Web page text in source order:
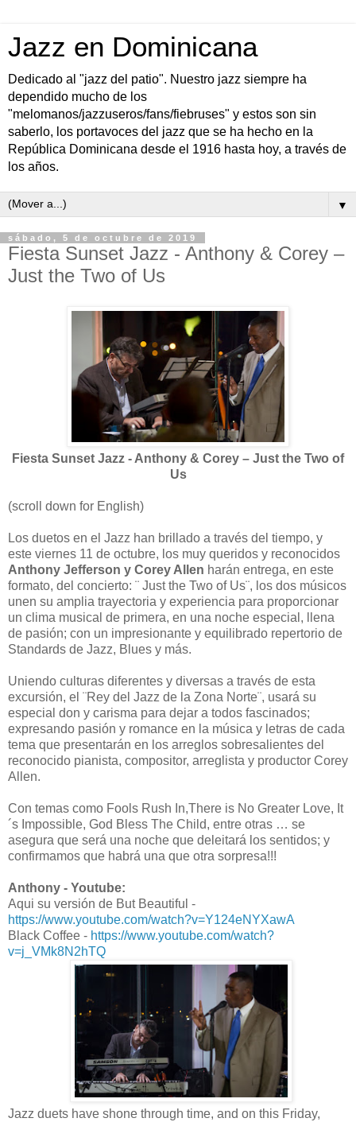
Jazz en Dominicana
Dedicado al "jazz del patio". Nuestro jazz siempre ha
dependido mucho de los
"melomanos/jazzuseros/fans/fiebruses" y estos son sin
saberlo, los portavoces del jazz que se ha hecho en la
República Dominicana desde el 1916 hasta hoy, a través de
los años.
▼
sábado, 5 de octubre de 2019
Fiesta Sunset Jazz - Anthony & Corey –
Just the Two of Us
Fiesta Sunset Jazz - Anthony & Corey – Just the Two of
Us
(scroll down for English)
Los duetos en el Jazz han brillado a través del tiempo, y
este viernes 11 de octubre, los muy queridos y reconocidos
Anthony Jefferson y Corey Allen harán entrega, en este
formato, del concierto: ¨ Just the Two of Us¨, los dos músicos
unen su amplia trayectoria y experiencia para proporcionar
un clima musical de primera, en una noche especial, llena
de pasión; con un impresionante y equilibrado repertorio de
Standards de Jazz, Blues y más.
Uniendo culturas diferentes y diversas a través de esta
excursión, el ¨Rey del Jazz de la Zona Norte¨, usará su
especial don y carisma para dejar a todos fascinados;
expresando pasión y romance en la música y letras de cada
tema que presentarán en los arreglos sobresalientes del
reconocido pianista, compositor, arreglista y productor Corey
Allen.
Con temas como Fools Rush In,There is No Greater Love, It
´s Impossible, God Bless The Child, entre otras … se
asegura que será una noche que deleitará los sentidos; y
confirmamos que habrá una que otra sorpresa!!!
Anthony - Youtube:
Aqui su versión de But Beautiful -
https://www.youtube.com/watch?v=Y124eNYXawA
Black Coffee - https://www.youtube.com/watch?
v=j_VMk8N2hTQ
Jazz duets have shone through time, and on this Friday,